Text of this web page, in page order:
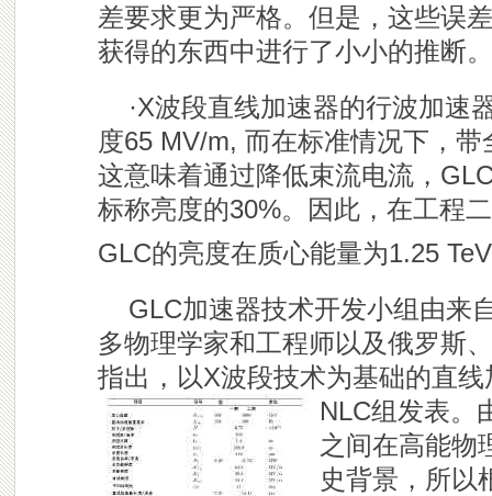
差要求更为严格。但是，这些误
获得的东西中进行了小小的推断。
·X波段直线加速器的行波加速
度65 MV/m, 而在标准情况下，
这意味着通过降低束流电流，
标称亮度的30%。因此，在工程
GLC的亮度在质心能量为1.25
GLC加速器技术开发小组由来
多物理学家和工程师以及俄罗斯
指出，以X波段技术为基础的直
NLC组发表。
之间在高能物
史背景，所以